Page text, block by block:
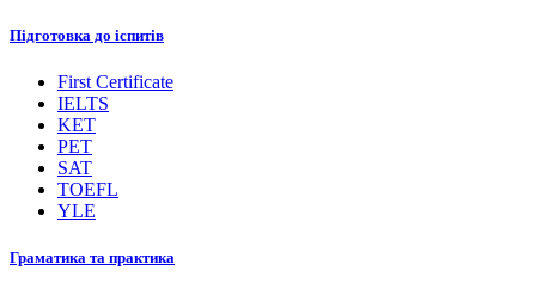
Підготовка до іспитів
First Certificate
IELTS
KET
PET
SAT
TOEFL
YLE
Граматика та практика